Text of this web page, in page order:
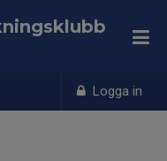
Logga in